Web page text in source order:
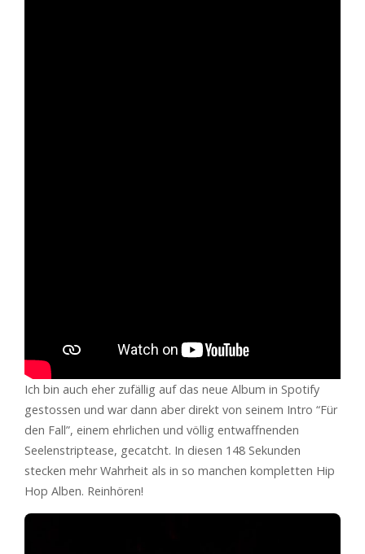
Ich bin auch eher zufällig auf das neue Album in Spotify
gestossen und war dann aber direkt von seinem Intro “Für
den Fall”, einem ehrlichen und völlig entwaffnenden
Seelenstriptease, gecatcht. In diesen 148 Sekunden
stecken mehr Wahrheit als in so manchen kompletten Hip
Hop Alben. Reinhören!